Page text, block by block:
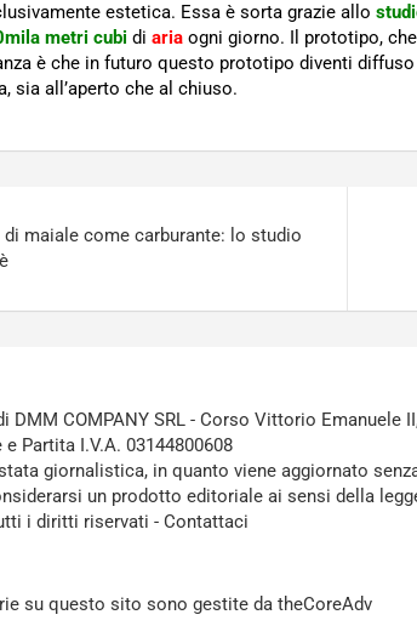
estetica. Essa è sorta grazie allo
metri cubi di aria ogni giorno. Il prototipo,
è che in futuro questo prototipo diventi
sia all’aperto che al chiuso.
maiale come carburante: lo studio
DMM COMPANY SRL - Corso Vittorio Emanuele
Partita I.V.A. 03144800608
giornalistica, in quanto viene aggiornato
un prodotto editoriale ai sensi della
i diritti riservati - Contattaci
su questo sito sono gestite da theCoreAdv